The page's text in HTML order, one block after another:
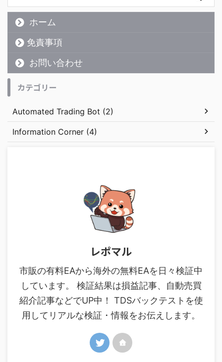
ホーム
免責事項
お問い合わせ
カテゴリー
Automated Trading Bot (2)
Information Corner (4)
レポマル
市販の有料EAから海外の無料EAを日々検証中
しています。 検証結果は損益記事、自動売買
紹介記事などでUP中！ TDSバックテストを使
用してリアルな検証・情報をお伝えします。